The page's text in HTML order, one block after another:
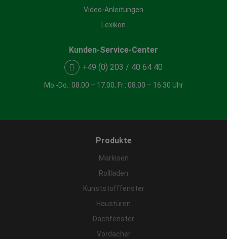
Video-Anleitungen
Lexikon
Kunden-Service-Center
+49 (0) 203 / 40 64 40
Mo.-Do.: 08.00 – 17.00, Fr.: 08.00 – 16.30 Uhr
Produkte
Markisen
Rollladen
Kunststofffenster
Haustüren
Dachfenster
Vordächer